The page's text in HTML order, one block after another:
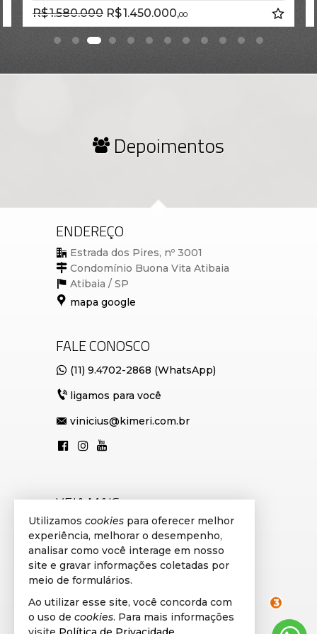
R$ 1.580.000 R$ 1.450.000,00
Depoimentos
ENDEREÇO
Estrada dos Pires, nº 3001
Condomínio Buona Vita Atibaia
Atibaia / SP
mapa google
FALE CONOSCO
(11) 9.4702-2868 (WhatsApp)
ligamos para você
vinicius@kimeri.com.br
VEJA MAIS
cadastre seu imóvel
avaliação de imóveis
imóveis favoritos
mapa de imóveis
3
Utilizamos cookies para oferecer melhor
experiência, melhorar o desempenho,
analisar como você interage em nosso
site e gravar informações coletadas por
meio de formulários.
Ao utilizar esse site, você concorda com
o uso de cookies. Para mais informações